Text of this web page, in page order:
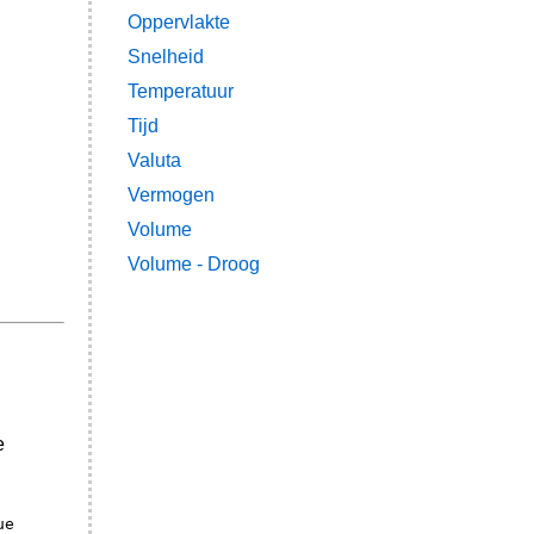
Oppervlakte
Snelheid
Temperatuur
Tijd
Valuta
Vermogen
Volume
Volume - Droog